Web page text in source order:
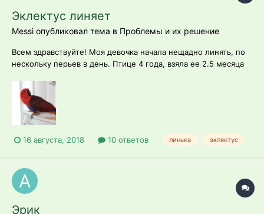
Эклектус линяет
Messi опубликовал тема в Проблемы и их решение
Всем здравствуйте! Моя девочка начала нещадно линять, по
нескольку перьев в день. Птице 4 года, взяла ее 2.5 месяца
Нормально ли это или это возможная реакция на новую
обстановку? Однажды застала её за самоощипом пуха на
груди, но это быстр...
16 августа, 2018 10 ответов линька эклектус
Эрик